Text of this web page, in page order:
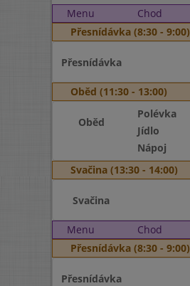
Menu
Chod
Přesnídávka (8:30 - 9:00)
Přesnídávka
Oběd (11:30 - 13:00)
Oběd
Polévka
Jídlo
Nápoj
Svačina (13:30 - 14:00)
Svačina
Menu Chod
Přesnídávka (8:30 - 9:00)
Přesnídávka